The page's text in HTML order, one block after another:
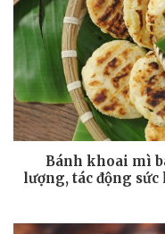
Bánh khoai mì
lượng, tác động